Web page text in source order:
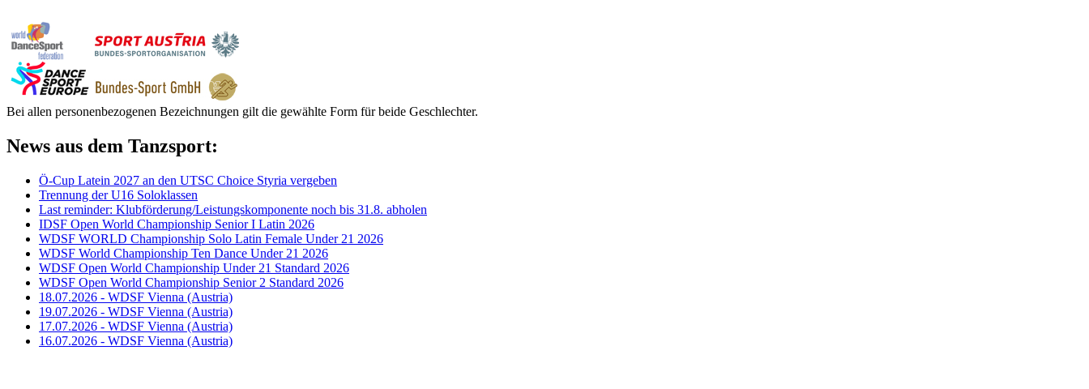
Bei allen personenbezogenen Bezeichnungen gilt die gewählte Form für beide Geschlechter.
News aus dem Tanzsport:
Ö-Cup Latein 2027 an den UTSC Choice Styria vergeben
Trennung der U16 Soloklassen
Last reminder: Klubförderung/Leistungskomponente noch bis 31.8. abholen
IDSF Open World Championship Senior I Latin 2026
WDSF WORLD Championship Solo Latin Female Under 21 2026
WDSF World Championship Ten Dance Under 21 2026
WDSF Open World Championship Under 21 Standard 2026
WDSF Open World Championship Senior 2 Standard 2026
18.07.2026 - WDSF Vienna (Austria)
19.07.2026 - WDSF Vienna (Austria)
17.07.2026 - WDSF Vienna (Austria)
16.07.2026 - WDSF Vienna (Austria)